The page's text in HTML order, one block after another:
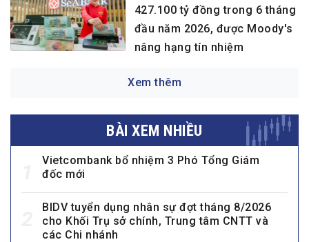
427.100 tỷ đồng trong 6 tháng
đầu năm 2026, được Moody's
nâng hạng tín nhiệm
Xem thêm
BÀI XEM NHIỀU
Vietcombank bổ nhiệm 3 Phó Tổng Giám
đốc mới
BIDV tuyển dụng nhân sự đợt tháng 8/2026
cho Khối Trụ sở chính, Trung tâm CNTT và
các Chi nhánh